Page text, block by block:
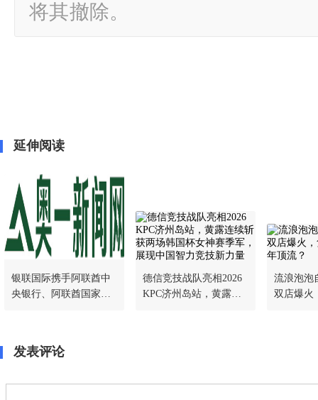
将其撤除。
延伸阅读
银联国际携手阿联酋中
央银行、阿联酋国家支
德信竞技战队亮相2026
KPC济州岛站，黄露连
流浪泡泡
双店爆火
发表评论